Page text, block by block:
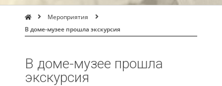
Мероприятия
В доме-музее прошла экскурсия
В доме-музее прошла
экскурсия